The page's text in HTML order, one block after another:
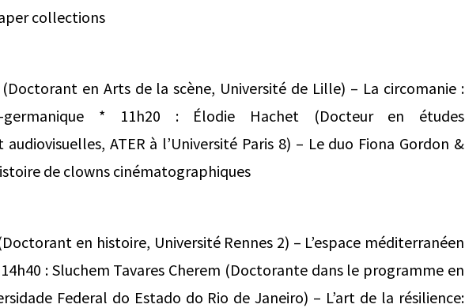
collections
en Arts de la scène, Université de Lille) – La circomanie :
germanique * 11h20 : Élodie Hachet (Docteur en études
ATER à l’Université Paris 8) – Le duo Fiona Gordon &
de clowns cinématographiques
en histoire, Université Rennes 2) – L’espace méditerranéen
: Sluchem Tavares Cherem (Doctorante dans le programme en
Federal do Estado do Rio de Janeiro) – L’art de la résilience: